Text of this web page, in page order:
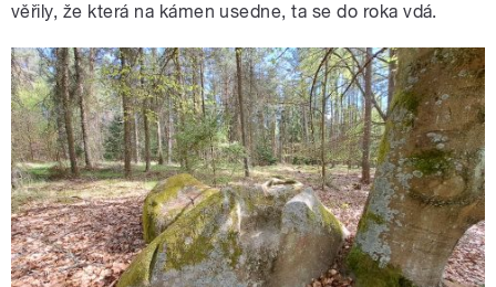
věřily, že která na kámen usedne, ta se do roka vdá.